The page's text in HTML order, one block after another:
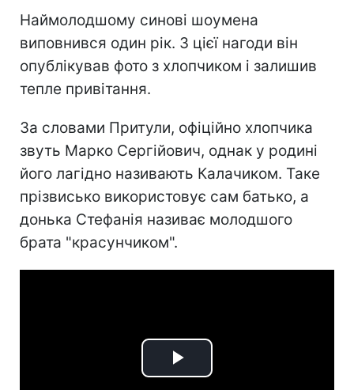
Наймолодшому синові шоумена
виповнився один рік. З цієї нагоди він
опублікував фото з хлопчиком і залишив
тепле привітання.
За словами Притули, офіційно хлопчика
звуть Марко Сергійович, однак у родині
його лагідно називають Калачиком. Таке
прізвисько використовує сам батько, а
донька Стефанія називає молодшого
брата "красунчиком".
Play